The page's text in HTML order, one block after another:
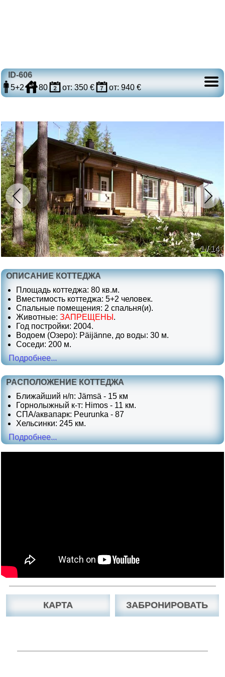
ID-606
5+2
80 от: 350 € от: 940 €
1 / 14
ОПИСАНИЕ КОТТЕДЖА
Площадь коттеджа: 80 кв.м.
Вместимость коттеджа: 5+2 человек.
Спальные помещения: 2 спальня(и).
Животные: ЗАПРЕЩЕНЫ .
Год постройки: 2004.
Водоем (Озеро): Päijänne, до воды: 30 м.
Соседи: 200 м.
Подробнее...
РАСПОЛОЖЕНИЕ КОТТЕДЖА
Ближайший н/п: Jämsä - 15 км
Горнолыжный к-т: Himos - 11 км.
СПА/аквапарк: Peurunka - 87
Хельсинки: 245 км.
Подробнее...
КАРТА ЗАБРОНИРОВАТЬ